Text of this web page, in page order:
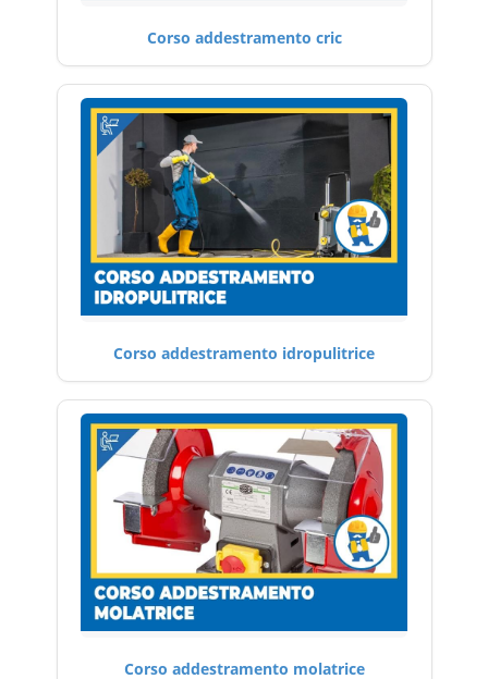
Corso addestramento cric
Corso addestramento idropulitrice
Corso addestramento molatrice